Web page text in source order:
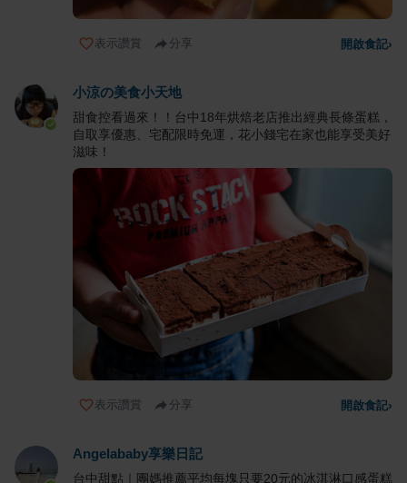
表示讚賞 分享 開啟食記›
小涼の美食小天地
甜食控看過來！！台中18年烘焙老店推出經典長條蛋糕，
自取享優惠、宅配限時免運，花小錢宅在家也能享受美好
滋味！
表示讚賞 分享 開啟食記›
Angelababy享樂日記
台中甜點｜團媽推薦平均每塊只要20元的冰淇淋口感蛋糕